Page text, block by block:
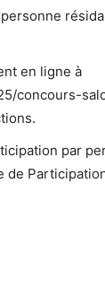
en ligne à
concours-
par
de